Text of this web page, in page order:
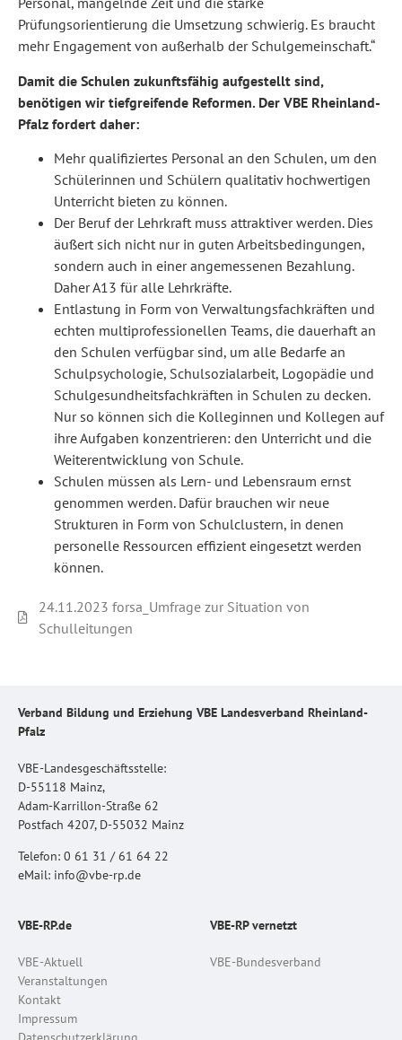
Prüfungsorientierung die Umsetzung schwierig. Es braucht
mehr Engagement von außerhalb der Schulgemeinschaft.“
Damit die Schulen zukunftsfähig aufgestellt sind,
benötigen wir tiefgreifende Reformen. Der VBE Rheinland-
Pfalz fordert daher:
Mehr qualifiziertes Personal an den Schulen, um den
Schülerinnen und Schülern qualitativ hochwertigen
Unterricht bieten zu können.
Der Beruf der Lehrkraft muss attraktiver werden. Dies
äußert sich nicht nur in guten Arbeitsbedingungen,
sondern auch in einer angemessenen Bezahlung.
Daher A13 für alle Lehrkräfte.
Entlastung in Form von Verwaltungsfachkräften und
echten multiprofessionellen Teams, die dauerhaft an
den Schulen verfügbar sind, um alle Bedarfe an
Schulpsychologie, Schulsozialarbeit, Logopädie und
Schulgesundheitsfachkräften in Schulen zu decken.
Nur so können sich die Kolleginnen und Kollegen auf
ihre Aufgaben konzentrieren: den Unterricht und die
Weiterentwicklung von Schule.
Schulen müssen als Lern- und Lebensraum ernst
genommen werden. Dafür brauchen wir neue
Strukturen in Form von Schulclustern, in denen
personelle Ressourcen effizient eingesetzt werden
können.
24.11.2023 forsa_Umfrage zur Situation von
Schulleitungen
Verband Bildung und Erziehung VBE Landesverband Rheinland-
Pfalz
VBE-Landesgeschäftsstelle:
D-55118 Mainz,
Adam-Karrillon-Straße 62
Postfach 4207, D-55032 Mainz
Telefon: 0 61 31 / 61 64 22
eMail: info@vbe-rp.de
VBE-RP.de
VBE-Aktuell
Veranstaltungen
Kontakt
Impressum
VBE-RP vernetzt
VBE-Bundesverband